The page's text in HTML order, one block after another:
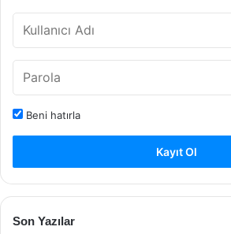
Beni hatırla
Kayıt Ol
Son Yazılar